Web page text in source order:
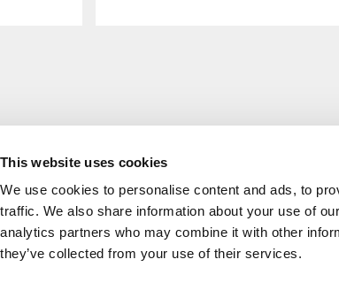
This website uses cookies
We use cookies to personalise content and ads, to
traffic. We also share information about your use of
analytics partners who may combine it with other
they’ve collected from your use of their services.
LEGAL AREA
Privacy policy
Legal Info